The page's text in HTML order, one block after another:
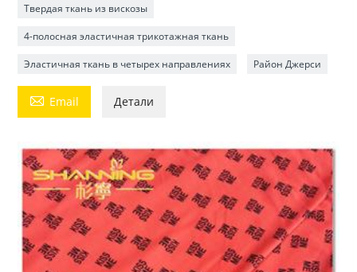
Твердая ткань из вискозы
4-полосная эластичная трикотажная ткань
Эластичная ткань в четырех направлениях Район Джерси
 Email Детали